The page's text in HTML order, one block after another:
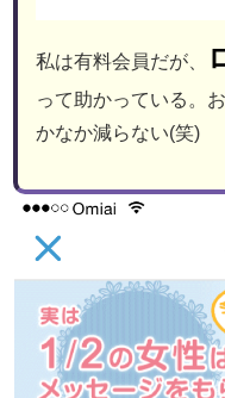
私は有料会員だが、
って助かっている。
かなか減らない(笑)